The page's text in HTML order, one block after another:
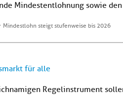
Mindestentlohnung sowie den
Mindestlohn steigt stufenweise bis 2026
für alle
Regelinstrument